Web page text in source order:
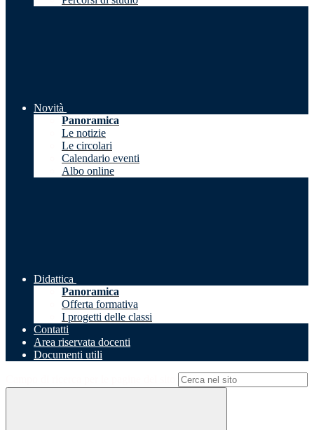
Novità
Panoramica
Le notizie
Le circolari
Calendario eventi
Albo online
Didattica
Panoramica
Offerta formativa
I progetti delle classi
Contatti
Area riservata docenti
Documenti utili